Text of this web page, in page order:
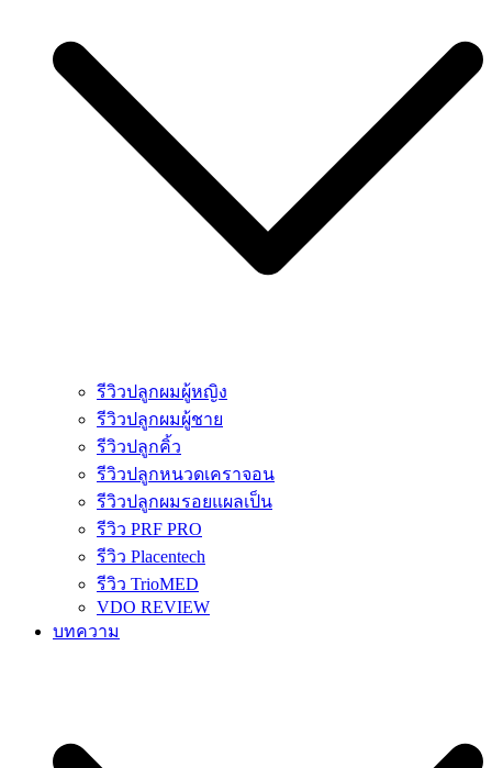
รีวิวปลูกผมผู้หญิง
รีวิวปลูกผมผู้ชาย
รีวิวปลูกคิ้ว
รีวิวปลูกหนวดเคราจอน
รีวิวปลูกผมรอยแผลเป็น
รีวิว PRF PRO
รีวิว Placentech
รีวิว TrioMED
VDO REVIEW
บทความ